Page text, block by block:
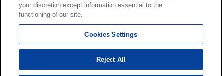
カーナビ地図更新サービス
MapFan スマートメンバーズ
KENWOOD MapFan Club
your discretion except information essential to the
functioning of our site.
Cookies Settings
Reject All